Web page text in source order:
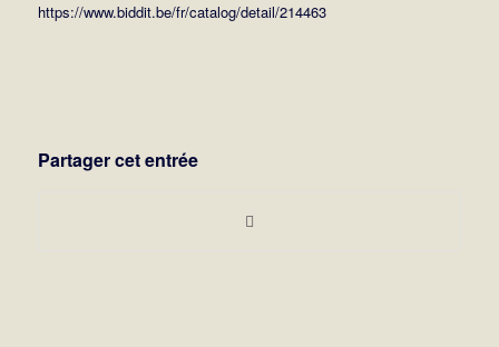
https://www.biddit.be/fr/catalog/detail/214463
Partager cet entrée